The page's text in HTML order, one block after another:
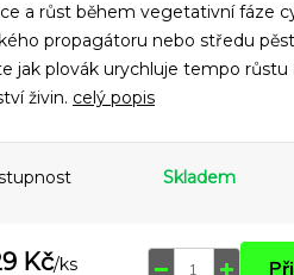
a růst během vegetativní fáze
propagátoru nebo středu
jak plovák urychluje tempo růstu
živin. celý popis
Skladem
Kč/ks